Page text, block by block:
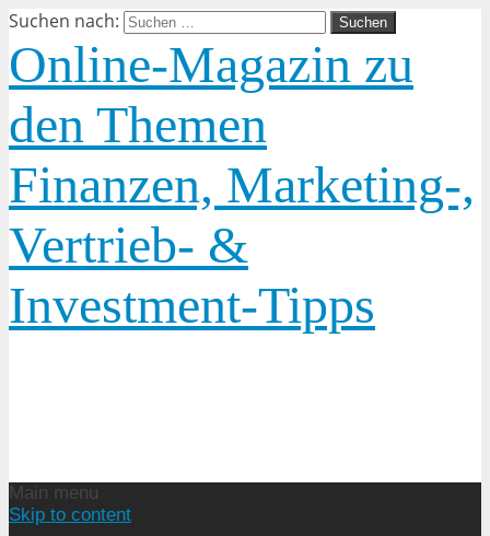
Suchen nach:
Online-Magazin zu
den Themen
Finanzen, Marketing-,
Vertrieb- &
Investment-Tipps
Main menu
Skip to content